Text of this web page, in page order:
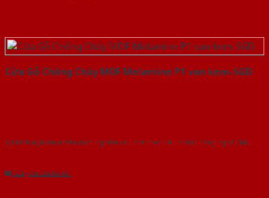
Cửa Gỗ Chống Cháy MDF Melamine P1 van kem-SGD
Với kinh nghiệm nhiêu năm nghiên cứu cửa theo tiêu chuẩn công nghệ Châu
Gửi yêu cầu tư vấn